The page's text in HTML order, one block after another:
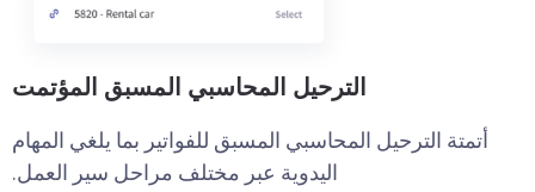
الترحيل المحاسبي المسبق المؤتمت
أتمتة الترحيل المحاسبي المسبق للفواتير بما يلغي المهام
اليدوية عبر مختلف مراحل سير العمل.